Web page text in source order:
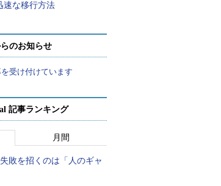
速な移行方法
のお知らせ
受け付けています
記事ランキング
月間
敗を招くのは「人のギャ